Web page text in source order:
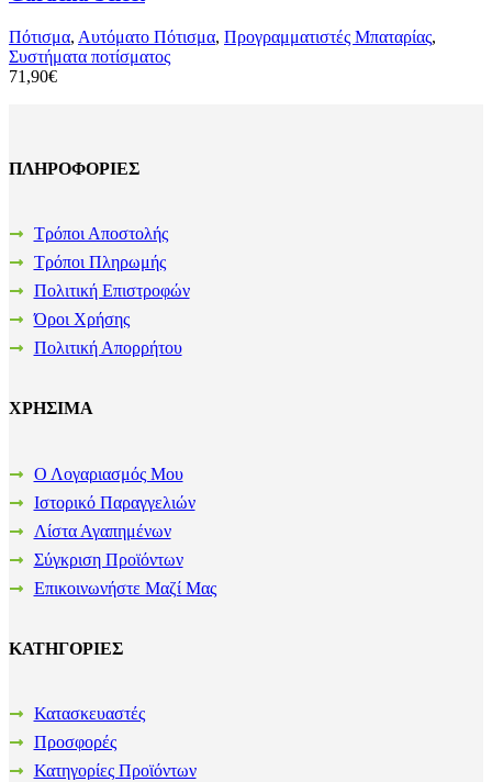
Πότισμα, Αυτόματο Πότισμα, Προγραμματιστές Μπαταρίας,
Συστήματα ποτίσματος
71,90€
ΠΛΗΡΟΦΟΡΙΕΣ
Τρόποι Αποστολής
Τρόποι Πληρωμής
Πολιτική Επιστροφών
Όροι Χρήσης
Πολιτική Απορρήτου
ΧΡΗΣΙΜΑ
Ο Λογαριασμός Μου
Ιστορικό Παραγγελιών
Λίστα Αγαπημένων
Σύγκριση Προϊόντων
Επικοινωνήστε Μαζί Μας
ΚΑΤΗΓΟΡΙΕΣ
Κατασκευαστές
Προσφορές
Κατηγορίες Προϊόντων